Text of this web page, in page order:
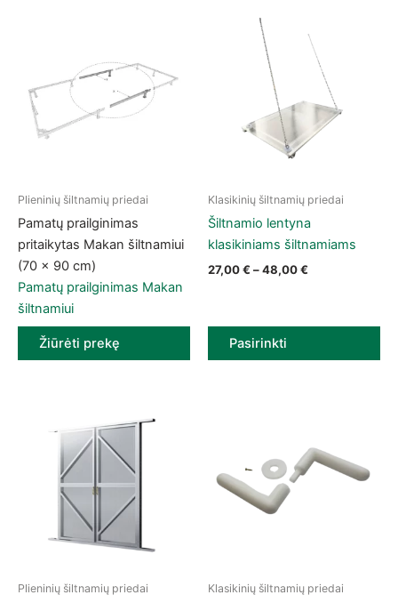
Plieninių šiltnamių priedai
Pamatų prailginimas Makan
šiltnamiui
Pamatų prailginimas
pritaikytas Makan šiltnamiui
(70 × 90 cm)
Žiūrėti prekę
Klasikinių šiltnamių priedai
Šiltnamio lentyna
klasikiniams šiltnamiams
27,00€ –48,00€
Pasirinkti
This product has multiple
Plieninių šiltnamių priedai Klasikinių šiltnamių priedai